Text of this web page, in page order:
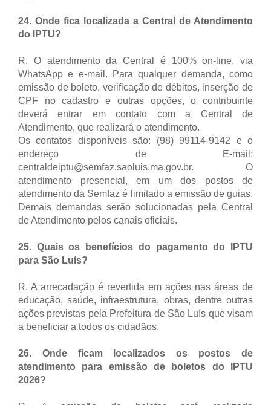
24. Onde fica localizada a Central de Atendimento
do IPTU?
R. O atendimento da Central é 100% on-line, via
WhatsApp e e-mail. Para qualquer demanda, como
emissão de boleto, verificação de débitos, inserção de
CPF no cadastro e outras opções, o contribuinte
deverá entrar em contato com a Central de
Atendimento, que realizará o atendimento.
Os contatos disponíveis são: (98) 99114-9142 e o
endereço de E-mail:
centraldeiptu@semfaz.saoluis.ma.gov.br. O
atendimento presencial, em um dos postos de
atendimento da Semfaz é limitado a emissão de guias.
Demais demandas serão solucionadas pela Central
de Atendimento pelos canais oficiais.
25. Quais os benefícios do pagamento do IPTU
para São Luís?
R. A arrecadação é revertida em ações nas áreas de
educação, saúde, infraestrutura, obras, dentre outras
ações previstas pela Prefeitura de São Luís que visam
a beneficiar a todos os cidadãos.
26. Onde ficam localizados os postos de
atendimento para emissão de boletos do IPTU
2026?